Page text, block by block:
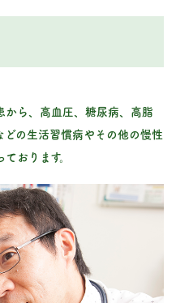
ら、高血圧、糖尿病、高脂
の生活習慣病やその他の慢性
おります。